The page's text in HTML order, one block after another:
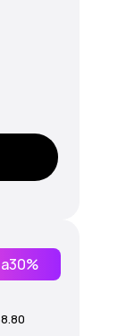
30%